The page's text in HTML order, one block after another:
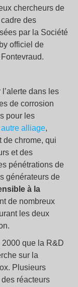
chercheurs de
des
par la Société
officiel de
dans les
de corrosion
pour les
autre alliage,
de chrome, qui
et des
pénétrations de
générateurs de
à la
de nombreux
les deux
2000 que la R&D
sur la
Plusieurs
réacteurs